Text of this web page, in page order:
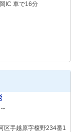
IC 車で16分
区手越原字榎野234番1